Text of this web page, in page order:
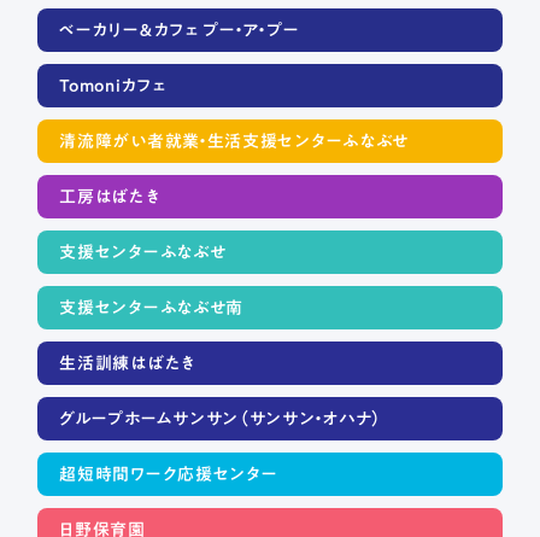
ベーカリー＆カフェ プー・ア・プー
Tomoniカフェ
清流障がい者就業・生活支援センターふなぶせ
工房はばたき
支援センターふなぶせ
支援センターふなぶせ南
生活訓練はばたき
グループホームサンサン（サンサン・オハナ）
超短時間ワーク応援センター
日野保育園